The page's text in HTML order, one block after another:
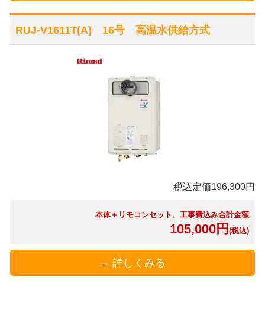
RUJ-V1611T(A) 16号 高温水供給方式
税込定価196,300円
本体＋リモコンセット、工事費込み合計金額
105,000円 (税込)
→ 詳しくみる